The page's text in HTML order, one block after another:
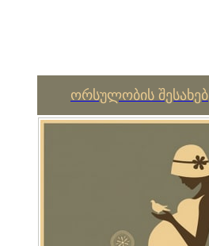
ორსულობის შესახებ